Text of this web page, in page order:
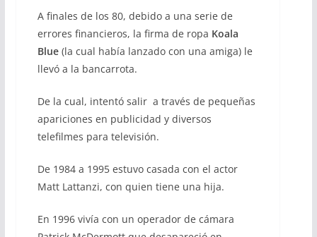
A finales de los 80, debido a una serie de
errores financieros, la firma de ropa Koala
Blue(la cual había lanzado con una amiga) le
llevó a la bancarrota.
De la cual, intentó salir a través de pequeñas
apariciones en publicidad y diversos
telefilmes para televisión.
De 1984 a 1995 estuvo casada con el actor
Matt Lattanzi, con quien tiene una hija.
En 1996 vivía con un operador de cámara